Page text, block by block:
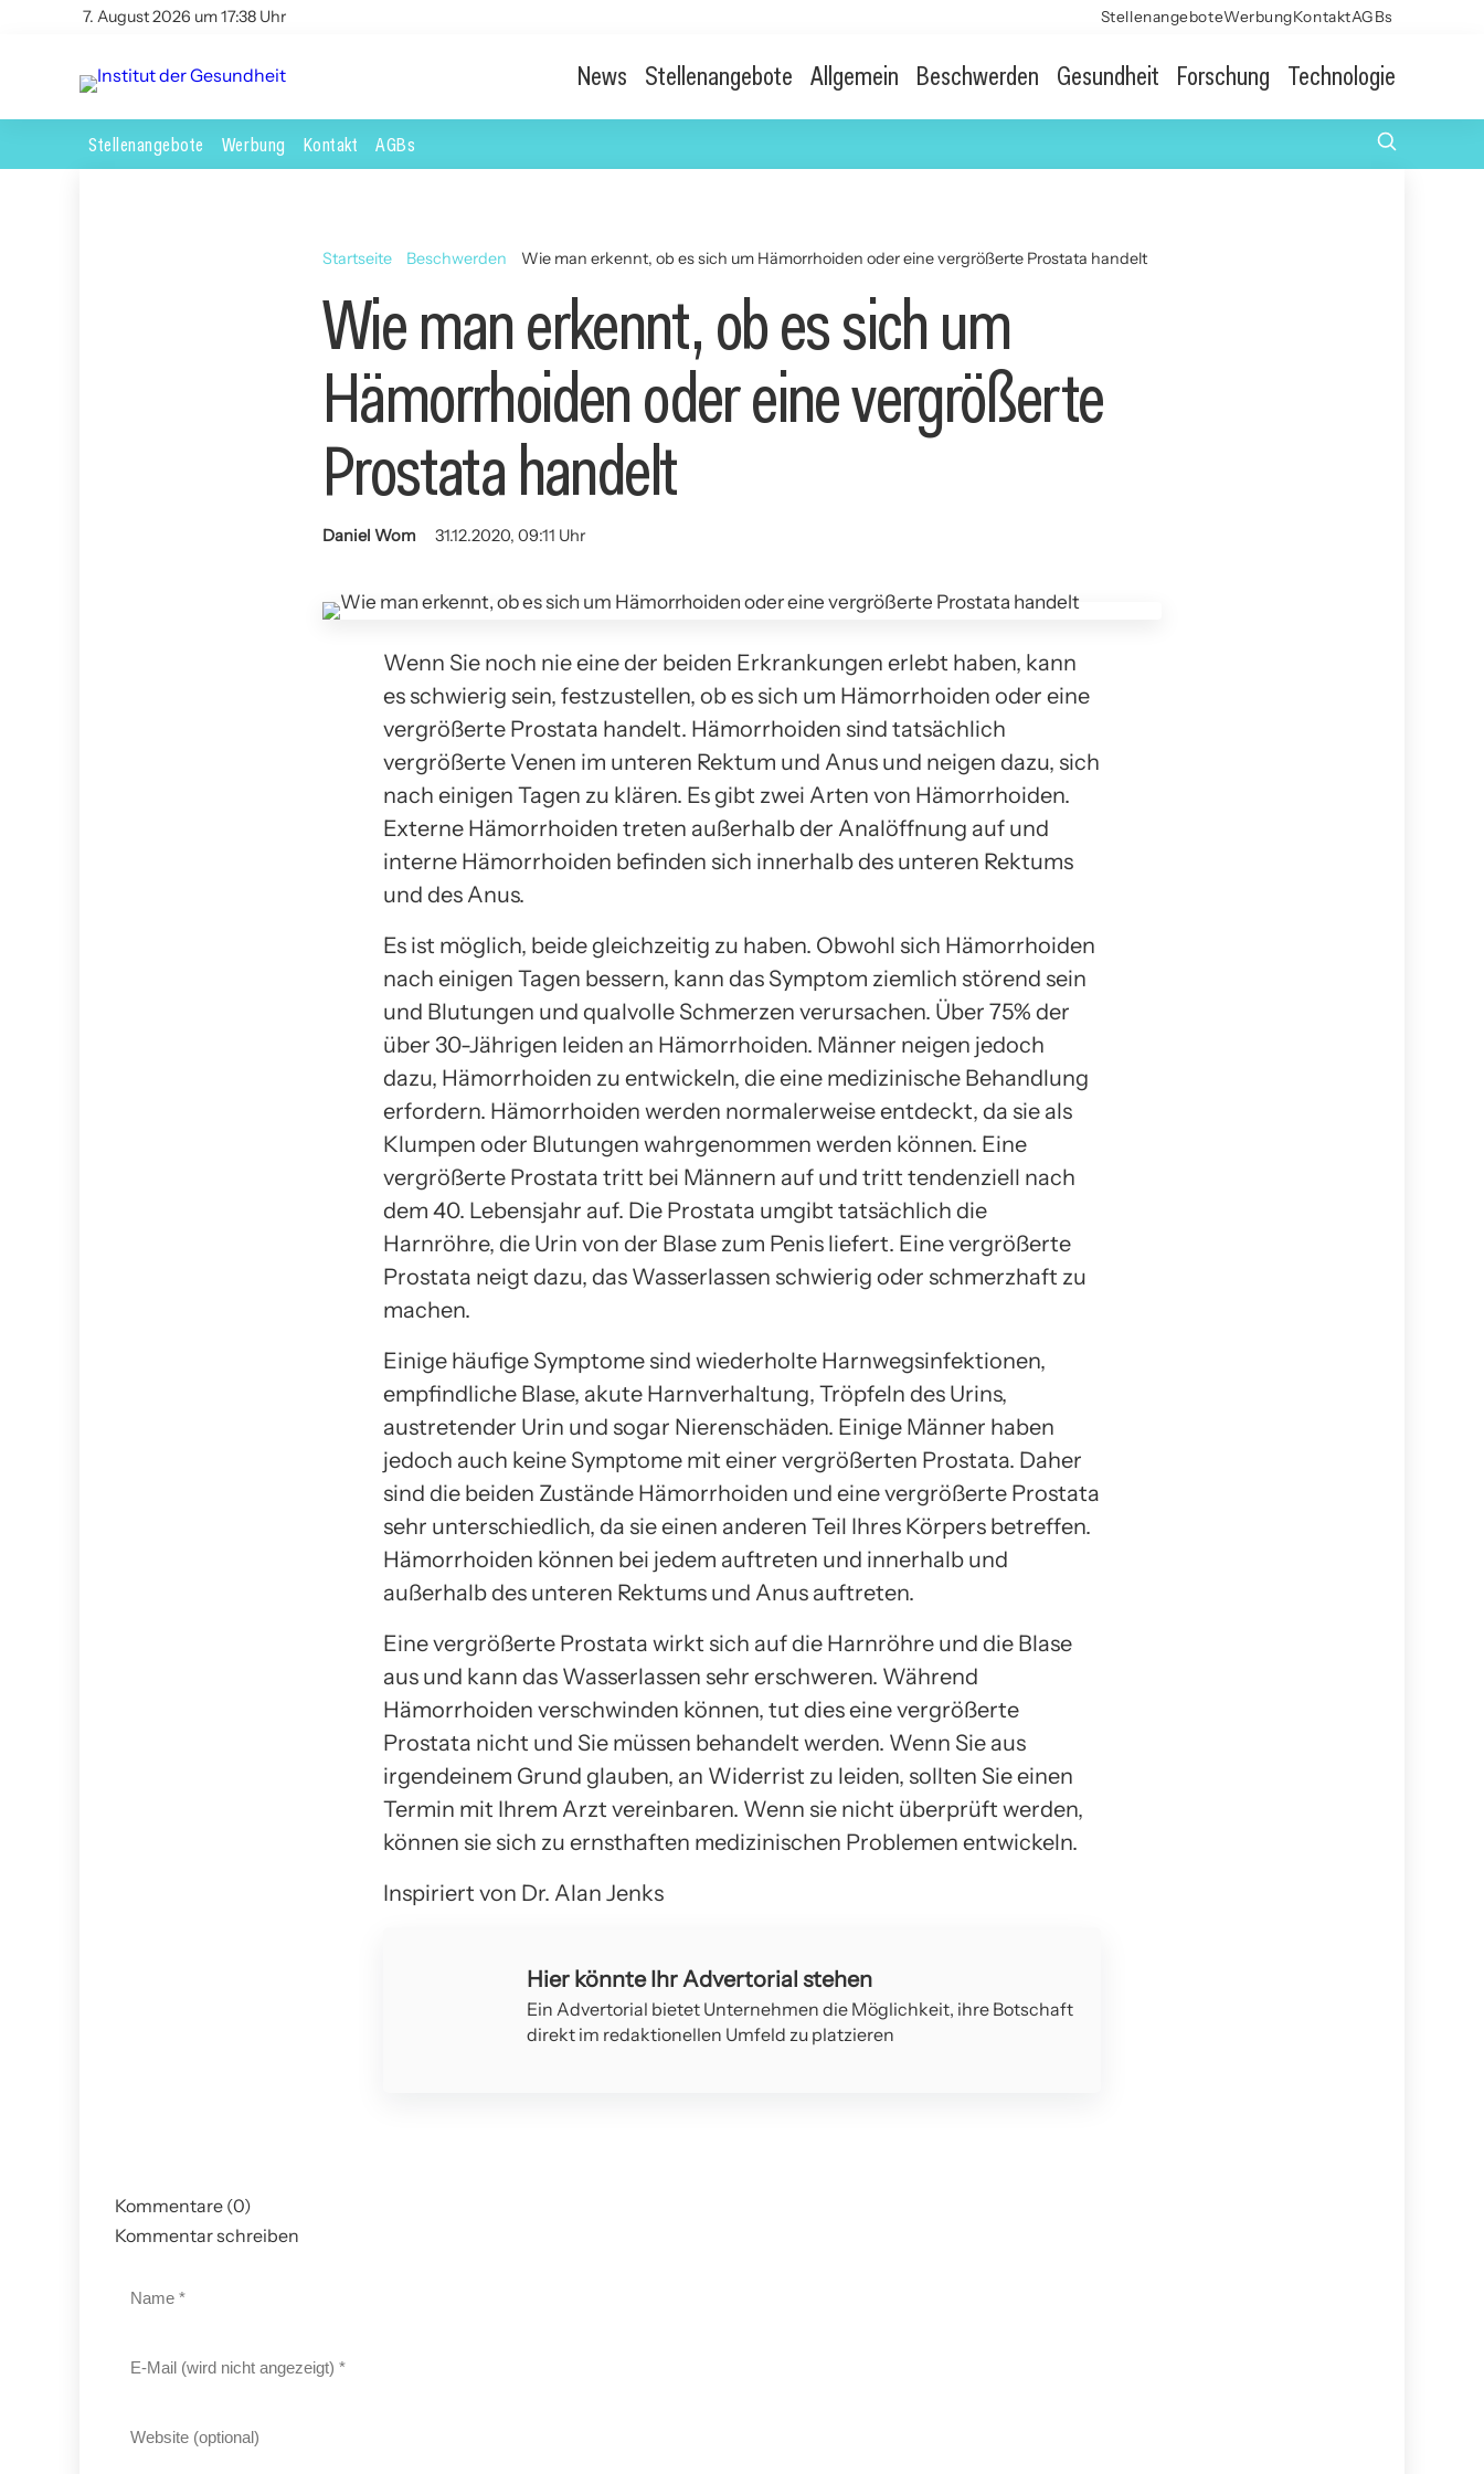
7. August 2026 um 17:38 Uhr StellenangeboteWerbungKontaktAGBs
News Stellenangebote Allgemein Beschwerden Gesundheit Forschung Technologie
Stellenangebote Werbung Kontakt AGBs
Startseite Beschwerden Wie man erkennt, ob es sich um Hämorrhoiden oder eine vergrößerte Prostata handelt
Wie man erkennt, ob es sich um
Hämorrhoiden oder eine vergrößerte
Prostata handelt
Daniel Wom 31.12.2020, 09:11 Uhr
Wenn Sie noch nie eine der beiden Erkrankungen erlebt haben, kann
es schwierig sein, festzustellen, ob es sich um Hämorrhoiden oder eine
vergrößerte Prostata handelt. Hämorrhoiden sind tatsächlich
vergrößerte Venen im unteren Rektum und Anus und neigen dazu, sich
nach einigen Tagen zu klären. Es gibt zwei Arten von Hämorrhoiden.
Externe Hämorrhoiden treten außerhalb der Analöffnung auf und
interne Hämorrhoiden befinden sich innerhalb des unteren Rektums
und des Anus.
Es ist möglich, beide gleichzeitig zu haben. Obwohl sich Hämorrhoiden
nach einigen Tagen bessern, kann das Symptom ziemlich störend sein
und Blutungen und qualvolle Schmerzen verursachen. Über 75% der
über 30-Jährigen leiden an Hämorrhoiden. Männer neigen jedoch
dazu, Hämorrhoiden zu entwickeln, die eine medizinische Behandlung
erfordern. Hämorrhoiden werden normalerweise entdeckt, da sie als
Klumpen oder Blutungen wahrgenommen werden können. Eine
vergrößerte Prostata tritt bei Männern auf und tritt tendenziell nach
dem 40. Lebensjahr auf. Die Prostata umgibt tatsächlich die
Harnröhre, die Urin von der Blase zum Penis liefert. Eine vergrößerte
Prostata neigt dazu, das Wasserlassen schwierig oder schmerzhaft zu
machen.
Einige häufige Symptome sind wiederholte Harnwegsinfektionen,
empfindliche Blase, akute Harnverhaltung, Tröpfeln des Urins,
austretender Urin und sogar Nierenschäden. Einige Männer haben
jedoch auch keine Symptome mit einer vergrößerten Prostata. Daher
sind die beiden Zustände Hämorrhoiden und eine vergrößerte Prostata
sehr unterschiedlich, da sie einen anderen Teil Ihres Körpers betreffen.
Hämorrhoiden können bei jedem auftreten und innerhalb und
außerhalb des unteren Rektums und Anus auftreten.
Eine vergrößerte Prostata wirkt sich auf die Harnröhre und die Blase
aus und kann das Wasserlassen sehr erschweren. Während
Hämorrhoiden verschwinden können, tut dies eine vergrößerte
Prostata nicht und Sie müssen behandelt werden. Wenn Sie aus
irgendeinem Grund glauben, an Widerrist zu leiden, sollten Sie einen
Termin mit Ihrem Arzt vereinbaren. Wenn sie nicht überprüft werden,
können sie sich zu ernsthaften medizinischen Problemen entwickeln.
Inspiriert von Dr. Alan Jenks
Hier könnte Ihr Advertorial stehen
Ein Advertorial bietet Unternehmen die Möglichkeit, ihre Botschaft
direkt im redaktionellen Umfeld zu platzieren
Kommentare (0)
Kommentar schreiben